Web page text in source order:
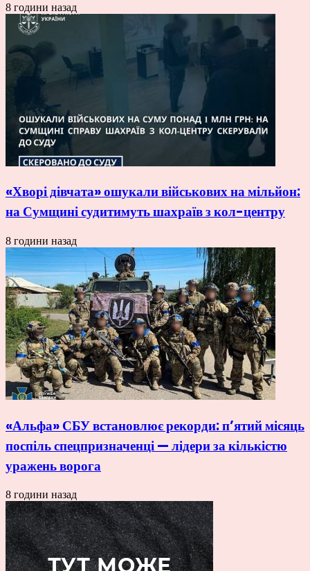
8 години назад
«Хворі дівчата» ошукали військових на мільйон:
на Сумщині судитимуть шахраїв з кол-центру
8 години назад
«Альфа» СБУ встановлює рекорди: п’ятий місяць
поспіль спецпризначенці — лідери за кількістю
уражень ворога
8 години назад